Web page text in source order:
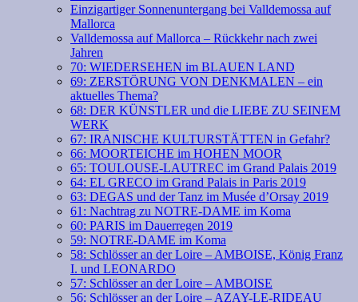
Einzigartiger Sonnenuntergang bei Valldemossa auf
Mallorca
Valldemossa auf Mallorca – Rückkehr nach zwei
Jahren
70: WIEDERSEHEN im BLAUEN LAND
69: ZERSTÖRUNG VON DENKMALEN – ein
aktuelles Thema?
68: DER KÜNSTLER und die LIEBE ZU SEINEM
WERK
67: IRANISCHE KULTURSTÄTTEN in Gefahr?
66: MOORTEICHE im HOHEN MOOR
65: TOULOUSE-LAUTREC im Grand Palais 2019
64: EL GRECO im Grand Palais in Paris 2019
63: DEGAS und der Tanz im Musée d’Orsay 2019
61: Nachtrag zu NOTRE-DAME im Koma
60: PARIS im Dauerregen 2019
59: NOTRE-DAME im Koma
58: Schlösser an der Loire – AMBOISE, König Franz
I. und LEONARDO
57: Schlösser an der Loire – AMBOISE
56: Schlösser an der Loire – AZAY-LE-RIDEAU